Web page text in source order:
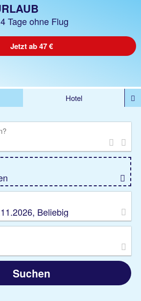
Tage ohne Flug
Jetzt ab 47 €
Hotel
Camper Privattransfer
Beliebig
Suchen